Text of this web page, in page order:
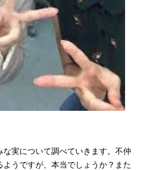
な実について調べていきます。不仲
ようですが、本当でしょうか？また